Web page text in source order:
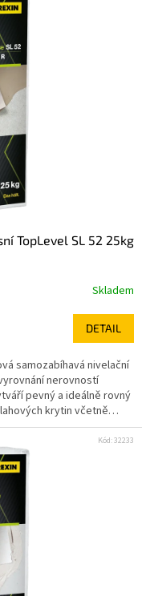
TopLevel SL 52 25kg
Skladem
DETAIL
samozabíhavá nivelační
nerovností
pevný a ideálně rovný
krytin včetně
kaučuku. Vhodné použití i
nábytkem. pro
pokládka podlahovin již
po 3 hodinách šetří čas i
Kód:32233